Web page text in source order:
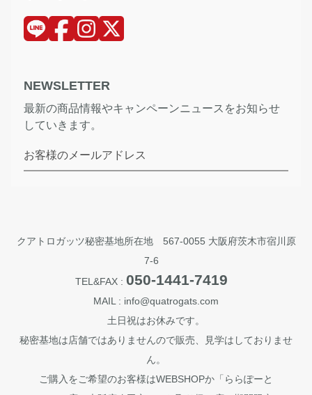
NEWSLETTER
最新の商品情報やキャンペーンニュースをお知らせ
していきます。
お客様のメールアドレス
クアトロガッツ秘密基地所在地 567-0055 大阪府茨木市宿川原
7-6
TEL&FAX : 050-1441-7419
MAIL : info@quatrogats.com
土日祝はお休みです。
秘密基地は店舗ではありませんので販売、見学はしておりませ
ん。
ご購入をご希望のお客様はWEBSHOPか「ららぽーと